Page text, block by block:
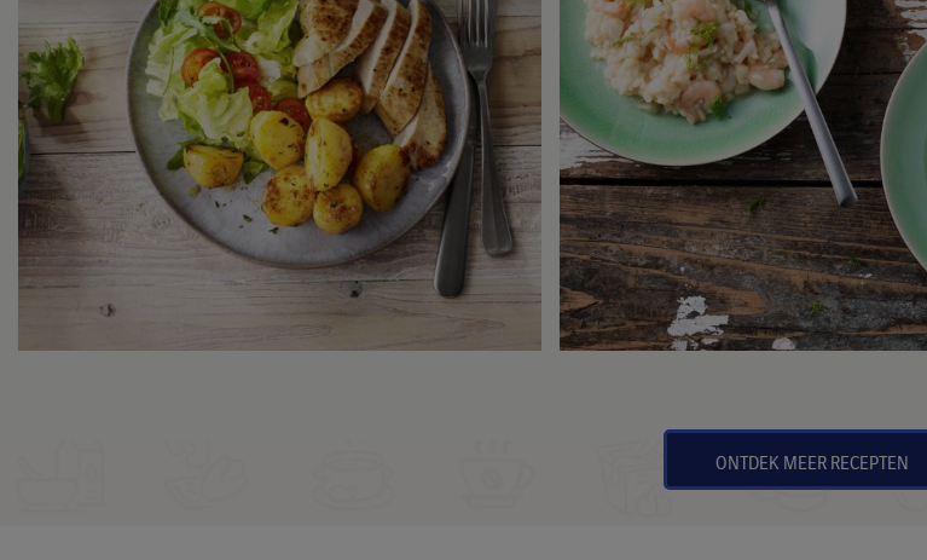
Gebakken bouillon
aardappeltjes met
kipfilet en een salade
BEKIJK HET RECEPT
Venkelrisotto met
garnalen
BEKIJK HET RECEPT
ONTDEK MEER RECEPTEN